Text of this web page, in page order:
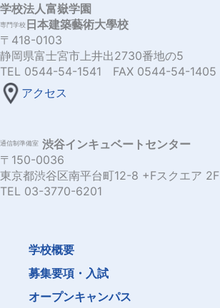
学校法人富嶽学園
専門学校日本建築藝術大學校
〒418-0103
静岡県富士宮市上井出2730番地の5
TEL 0544-54-1541 FAX 0544-54-1405
アクセス
通信制準備室 渋谷インキュベートセンター
〒150-0036
東京都渋谷区南平台町12-8 +Fスクエア 2F
TEL 03-3770-6201
学校概要
募集要項・入試
オープンキャンパス